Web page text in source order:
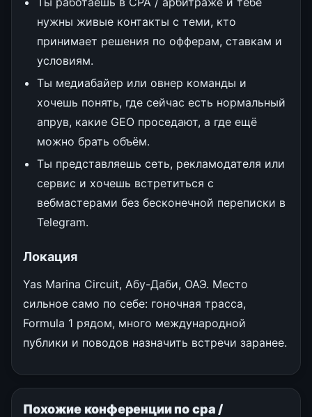
нужны живые контакты с теми, кто
принимает решения по офферам, ставкам и
условиям.
Ты медиабайер или овнер команды и
хочешь понять, где сейчас есть нормальный
апрув, какие GEO проседают, а где ещё
можно брать объём.
Ты представляешь сеть, рекламодателя или
сервис и хочешь встретиться с
вебмастерами без бесконечной переписки в
Telegram.
Локация
Yas Marina Circuit, Абу-Даби, ОАЭ. Место
сильное само по себе: гоночная трасса,
Formula 1 рядом, много международной
публики и поводов назначить встречи заранее.
Похожие конференции по cpa /